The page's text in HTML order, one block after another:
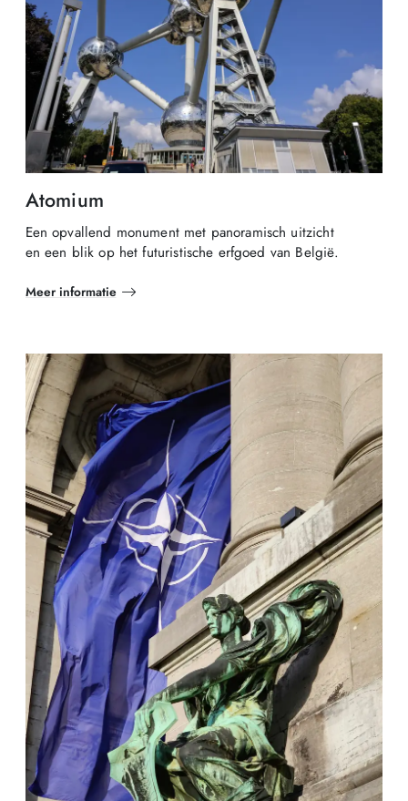
Atomium
Een opvallend monument met panoramisch uitzicht
en een blik op het futuristische erfgoed van België.
Meer informatie